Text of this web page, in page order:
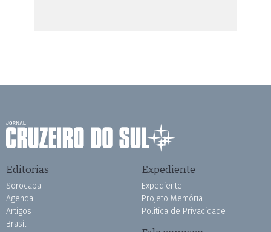
Editorias
Sorocaba
Agenda
Artigos
Brasil
Expediente
Expediente
Projeto Memória
Política de Privacidade